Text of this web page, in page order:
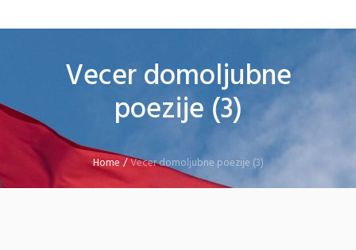
Vecer domoljubne
poezije (3)
Home /Vecer domoljubne poezije (3)